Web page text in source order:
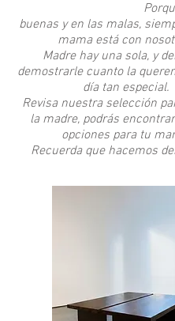
Porque
buenas y en las malas,
mama está con
Madre hay una sola, y
demostrarle cuanto la
día tan especial.
Revisa nuestra selección
la madre, podrás
opciones para tu
Recuerda que hacemos